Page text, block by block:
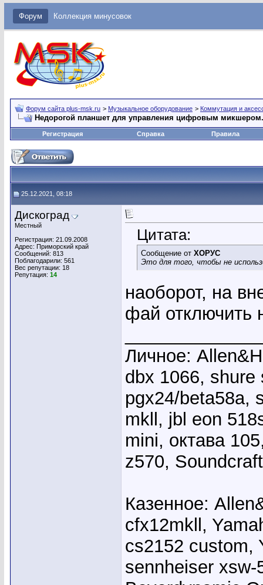
Форум Коллекция минусовок
Форум сайта plus-msk.ru > Музыкальное оборудование > Коммутация и
Недорогой планшет для управления цифровым микшером.
Регистрация Справка Правила
25.12.2021, 08:18
Дискоград
Местный
Регистрация: 21.09.2008
Адрес: Приморский край
Сообщений: 813
Поблагодарили: 561
Вес репутации: 18
Репутация: 14
Цитата:
Сообщение от ХОРУС
Это для того, чтобы не
наоборот, на
фай отключить
Личное:
dbx 1066,
pgx24/beta58a,
mkll, jbl eon
mini, октава
z570,
Казенное:
cfx12mkll,
cs2152 custom,
sennheiser